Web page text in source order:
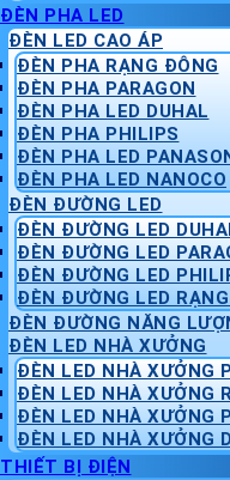
ĐÈN PHA LED
ĐÈN LED CAO ÁP
ĐÈN PHA RẠNG ĐÔNG
ĐÈN PHA PARAGON
ĐÈN PHA LED DUHAL
ĐÈN PHA PHILIPS
ĐÈN PHA LED
ĐÈN PHA LED NANOCO
ĐÈN ĐƯỜNG LED
ĐÈN ĐƯỜNG LED
ĐÈN ĐƯỜNG LED
ĐÈN ĐƯỜNG LED
ĐÈN ĐƯỜNG LED
ĐÈN ĐƯỜNG NĂNG
ĐÈN LED NHÀ XƯỞNG
ĐÈN LED NHÀ XƯỞNG
ĐÈN LED NHÀ XƯỞNG
ĐÈN LED NHÀ XƯỞNG
ĐÈN LED NHÀ XƯỞNG
THIẾT BỊ ĐIỆN